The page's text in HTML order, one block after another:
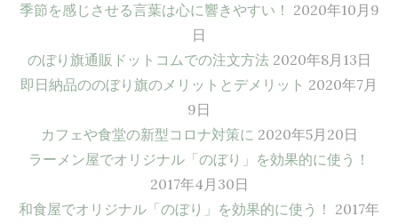
季節を感じさせる言葉は心に響きやすい！ 2020年10月9
日
のぼり旗通販ドットコムでの注文方法 2020年8月13日
即日納品ののぼり旗のメリットとデメリット 2020年7月
9日
カフェや食堂の新型コロナ対策に 2020年5月20日
ラーメン屋でオリジナル「のぼり」を効果的に使う！
2017年4月30日
和食屋でオリジナル「のぼり」を効果的に使う！ 2017年